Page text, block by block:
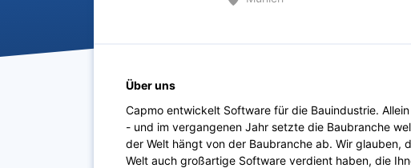
Über uns
Capmo entwickelt Software für die Bauindustrie.
- und im vergangenen Jahr setzte die Baubranche
der Welt hängt von der Baubranche ab. Wir glauben,
Welt auch großartige Software verdient haben, die